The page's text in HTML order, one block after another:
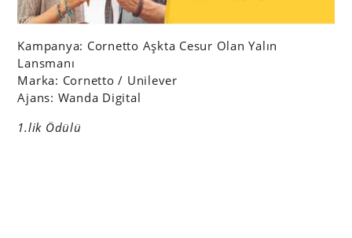
Kampanya: Cornetto Aşkta Cesur Olan Yalın
Lansmanı
Marka: Cornetto / Unilever
Ajans: Wanda Digital
1.lik Ödülü